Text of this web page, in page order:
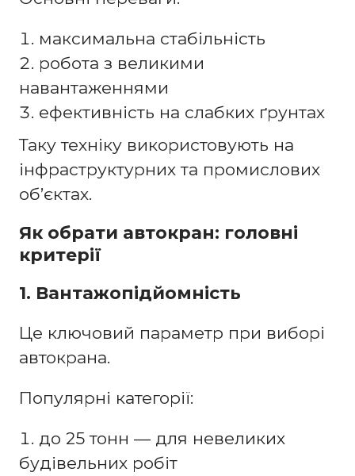
максимальна стабільність
робота з великими
навантаженнями
ефективність на слабких ґрунтах
Таку техніку використовують на
інфраструктурних та промислових
об’єктах.
Як обрати автокран: головні
критерії
1. Вантажопідйомність
Це ключовий параметр при виборі
автокрана.
Популярні категорії:
до 25 тонн — для невеликих
будівельних робіт